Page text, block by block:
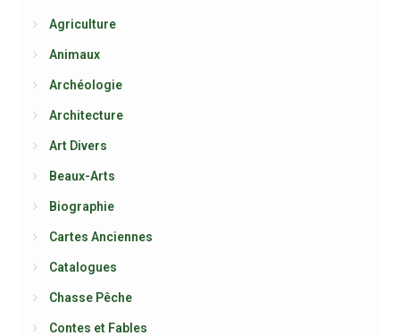
Agriculture
Animaux
Archéologie
Architecture
Art Divers
Beaux-Arts
Biographie
Cartes Anciennes
Catalogues
Chasse Pêche
Contes et Fables